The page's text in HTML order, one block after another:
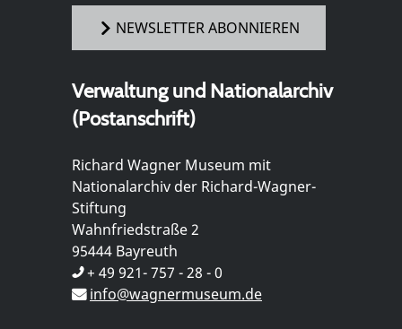
NEWSLETTER ABONNIEREN
Verwaltung und Nationalarchiv
(Postanschrift)
Richard Wagner Museum mit
Nationalarchiv der Richard-Wagner-
Stiftung
Wahnfriedstraße 2
95444 Bayreuth
+ 49 921- 757 - 28 - 0
info@wagnermuseum.de